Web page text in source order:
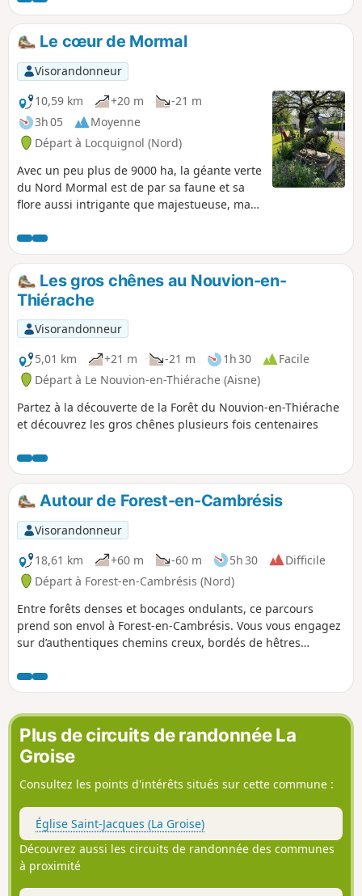
Le cœur de Mormal
Visorandonneur
10,59 km
+20 m
-21 m
3h 05
Moyenne
Départ à Locquignol (Nord)
Avec un peu plus de 9000 ha, la géante verte
du Nord Mormal est de par sa faune et sa
flore aussi intrigante que majestueuse, mais
célèbre veut que tous les chemins mènent à
Rome, ici, tous les chemins mènent à
Locquignol. Un charmant petit village riche
en histoire qui était à l'origine un simple
point de rendez-vous de chasse des comtés
de Hainaut. Au travers ce circuit accessible à
tous, je vous invite à faire un bref pèlerinage
à travers la Forêt de Mormal pour y
découvrir son cœur. Les balises n'existent
pas car cette randonnée est une création
d'une locale (moi-même). Il ne s'agit pas
d'un circuit GR®. Il faut donc suivre la carte
réel.
Les gros chênes au Nouvion-en-
Thiérache
Visorandonneur
5,01 km
+21 m -21 m 1h 30
Facile
Départ à Le Nouvion-en-Thiérache (Aisne)
Partez à la découverte de la Forêt du Nouvion-en-Thiérache
et découvrez les gros chênes plusieurs fois centenaires
Autour de Forest-en-Cambrésis
Visorandonneur
18,61 km
+60 m -60 m 5h 30
Difficile
Départ à Forest-en-Cambrésis (Nord)
Entre forêts denses et bocages ondulants, ce parcours
prend son envol à Forest-en-Cambrésis. Vous vous engagez
sur d’authentiques chemins creux, bordés de hêtres
tour à Amerval, Ovillers et Beaurain. À chaque village, le
charme discret des maisons en pierre et le murmure des
ruisseaux invitent à la contemplation. Plus loin, Vendegies-
au-Bois, Bousies et Croix-Caluyau dévoilent des panoramas
champêtres où la nature déploie toute sa splendeur. Voilà
une escapade où rythme et sérénité se conjuguent pour
offrir une parenthèse hors du temps.
Plus de circuits de randonnée La
Groise
Consultez les points d'intérêts situés sur cette commune :
Église Saint-Jacques (La Groise)
Découvrez aussi les circuits de randonnée des communes
à proximité